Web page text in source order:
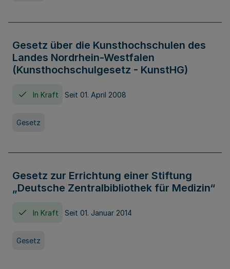
Gesetz über die Kunsthochschulen des
Landes Nordrhein-Westfalen
(Kunsthochschulgesetz - KunstHG)
In Kraft Seit 01. April 2008
Gesetz
Gesetz zur Errichtung einer Stiftung
„Deutsche Zentralbibliothek für Medizin“
In Kraft Seit 01. Januar 2014
Gesetz